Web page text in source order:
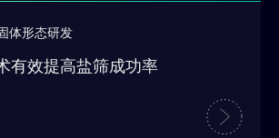
体形态研发
有效提高盐筛成功率